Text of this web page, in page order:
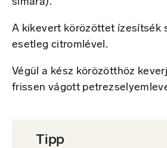
A kikevert körözöttet ízesítsék
esetleg citromlével.
Végül a kész körözötthöz
frissen vágott
Tipp